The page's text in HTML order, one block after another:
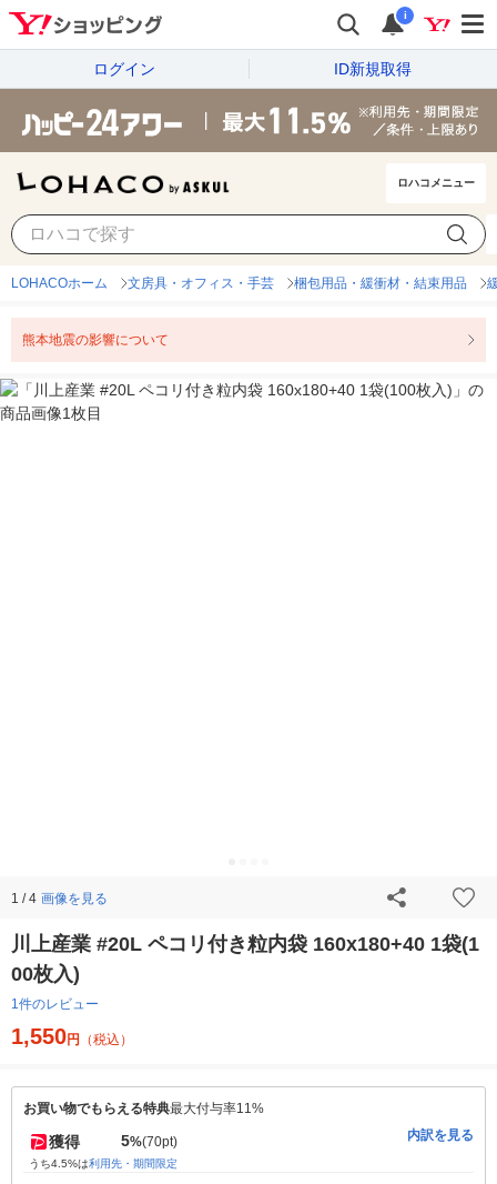
i
ログイン ID新規取得
ロハコメニュー
LOHACOホーム 文房具・オフィス・手芸 梱包用品・緩衝材・結束用品
熊本地震の影響について
1 / 4 画像を見る
川上産業 #20L ペコリ付き粒内袋 160x180+40 1袋(1
00枚入)
1件のレビュー
1,550円 （税込）
お買い物でもらえる特典最大付与率11%
獲得 5%(70pt)
うち4.5%は利用先・期間限定
内訳を見る